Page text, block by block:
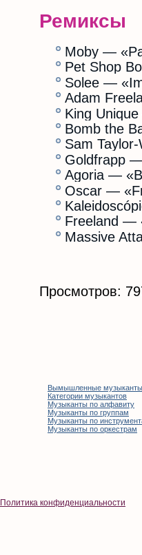
Ремиксы
Moby —
Pet Shop
Solee —
Adam
King
Bomb the
Sam
Goldfrapp
Agoria —
Oscar —
Freeland —
Massive
Просмотров:
Вымышленные музыканты
Категории музыкантов
Музыканты по алфавиту
Музыканты по группам
Музыканты по
Музыканты по оркестрам
Политика конфиденциальности